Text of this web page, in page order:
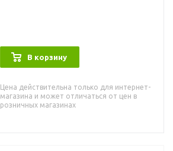
В корзину
Цена действительна только для интернет-
магазина и может отличаться от цен в
розничных магазинах